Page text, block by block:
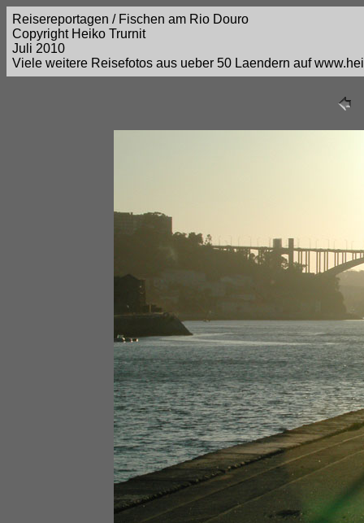
Reisereportagen / Fischen am Rio Douro
Copyright Heiko Trurnit
Juli 2010
Viele weitere Reisefotos aus ueber 50 Laendern auf